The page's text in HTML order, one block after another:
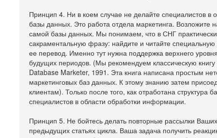
Принцип 4. Ни в коем случае не делайте специалистов в
базы данных. Это работа отдела маркетинга. Возложите
самой базы данных. Мы понимаем, что в СНГ практически
сакраментальную фразу: найдите и читайте
ее перевод. Именно тут нужна поддержка верхнего
будущих периодов. (Мы рекомендуем классическую
Database Marketer, 1991. Эта книга написана простым
маркетинговых баз данных. К этому знанию затем
клиентам). Только после того, как отработана
специалистов в области обработки информации.
Принцип 5. Не бойтесь делать повторные рассылки
предыдущих статьях цикла. Ваша задача получить